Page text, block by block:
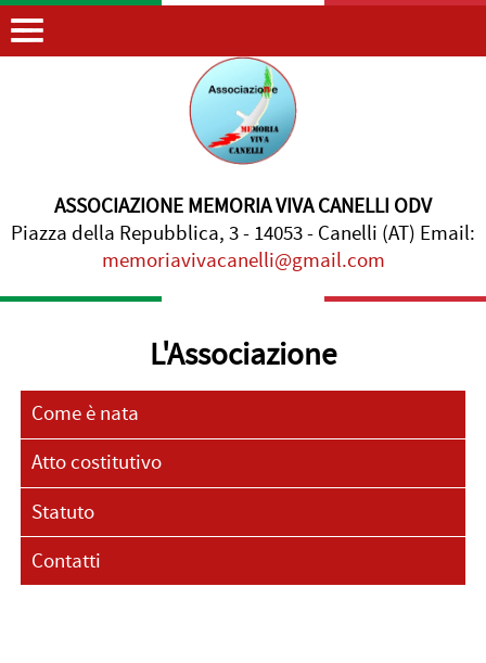
ASSOCIAZIONE MEMORIA VIVA CANELLI ODV
Piazza della Repubblica, 3 - 14053 - Canelli (AT) Email:
memoriavivacanelli@gmail.com
L'Associazione
Come è nata
Atto costitutivo
Statuto
Contatti